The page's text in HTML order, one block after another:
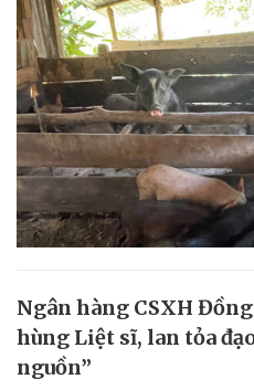
Ngân hàng CSXH
hùng Liệt sĩ, lan tỏa
nguồn”